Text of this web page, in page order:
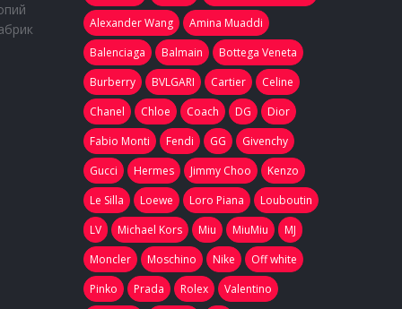
Alexander Wang
Amina Muaddi
Balenciaga
Balmain
Bottega Veneta
Burberry
BVLGARI Cartier
Celine
Chanel
Chloe Coach DG
Dior
Fabio Monti
Fendi GG
Givenchy
Gucci
Hermes Jimmy Choo
Kenzo
Le Silla
Loewe Loro Piana
Louboutin
LV
Michael Kors Miu MiuMiu
MJ
Moncler
Moschino Nike
Off white
Pinko
Prada Rolex
Valentino